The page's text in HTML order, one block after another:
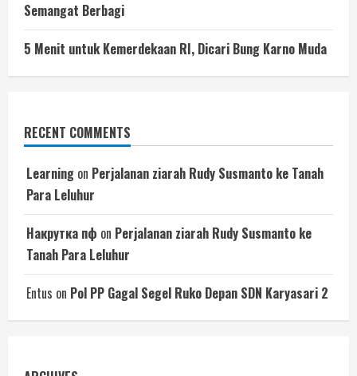
Semangat Berbagi
5 Menit untuk Kemerdekaan RI, Dicari Bung Karno Muda
RECENT COMMENTS
Learning on Perjalanan ziarah Rudy Susmanto ke Tanah
Para Leluhur
Накрутка пф on Perjalanan ziarah Rudy Susmanto ke
Tanah Para Leluhur
Entus on Pol PP Gagal Segel Ruko Depan SDN Karyasari 2